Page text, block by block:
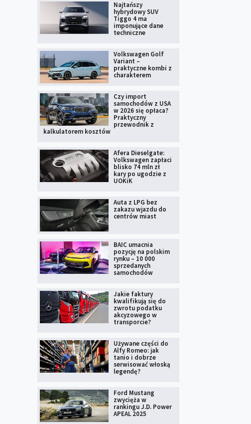
Najtańszy
hybrydowy SUV
Tiggo 4 ma
imponujące dane
techniczne
Volkswagen Golf
Variant –
praktyczne kombi z
charakterem
Czy import
samochodów z USA
w 2026 się opłaca?
Praktyczny
przewodnik z
kalkulatorem kosztów
Afera Dieselgate:
Volkswagen zapłaci
blisko 74 mln zł
kary po ugodzie z
UOKiK
Auta z LPG bez
zakazu wjazdu do
centrów miast
BAIC umacnia
pozycję na polskim
rynku – 10 000
sprzedanych
samochodów
Jakie faktury
kwalifikują się do
zwrotu podatku
akcyzowego w
transporcie?
Używane części do
Alfy Romeo: jak
tanio i dobrze
serwisować włoską
legendę?
Ford Mustang
zwycięża w
rankingu J.D. Power
APEAL 2025